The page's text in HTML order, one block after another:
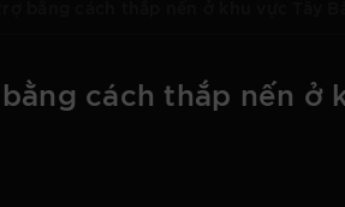
cách thắp nến ở